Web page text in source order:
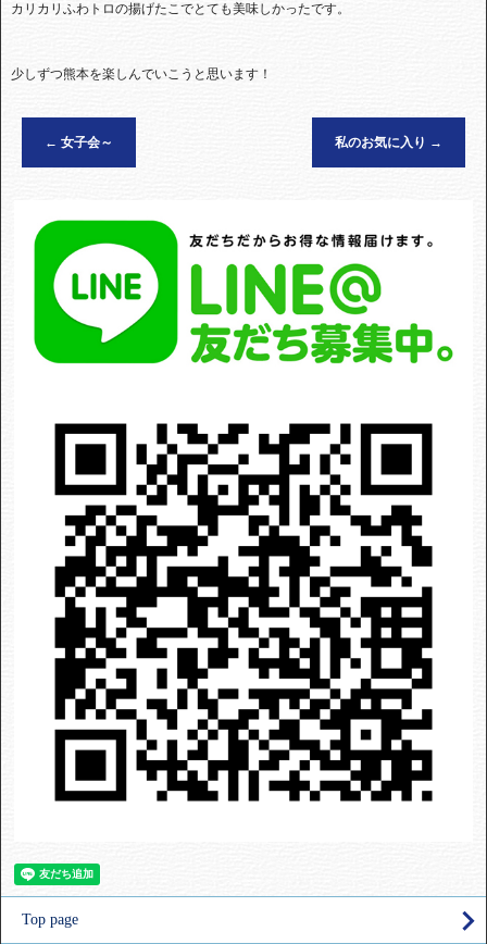
カリカリふわトロの揚げたこでとても美味しかったです。
少しずつ熊本を楽しんでいこうと思います！
← 女子会～ 私のお気に入り →
Top page